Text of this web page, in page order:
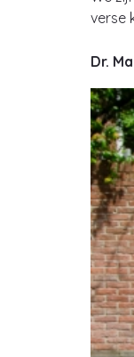
verse
Dr.